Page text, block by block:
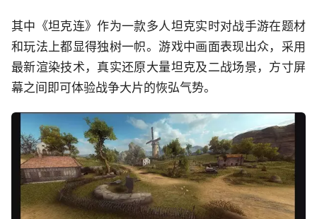
其中《坦克连》作为一款多人坦克实时对战手游在题材
和玩法上都显得独树一帜。游戏中画面表现出众，采用
最新渲染技术，真实还原大量坦克及二战场景，方寸屏
幕之间即可体验战争大片的恢弘气势。